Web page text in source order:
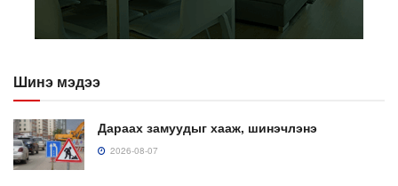
Шинэ мэдээ
Дараах замуудыг хааж, шинэчлэнэ
2026-08-07